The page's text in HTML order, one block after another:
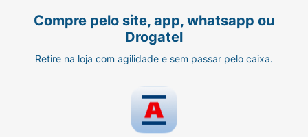
Compre pelo site, app, whatsapp ou
Drogatel
Retire na loja com agilidade e sem passar pelo caixa.